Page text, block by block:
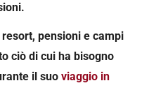
pensioni e campi
ciò di cui ha bisogno
il suoviaggio in